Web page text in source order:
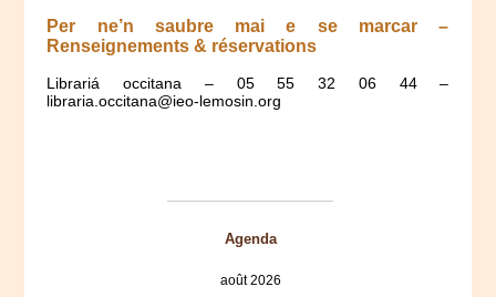
Per ne’n saubre mai e se marcar –
Renseignements & réservations
Librariá occitana – 05 55 32 06 44 –
libraria.occitana@ieo-lemosin.org
Agenda
août 2026